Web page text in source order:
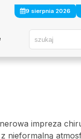
9 sierpnia 2026
impreza
nieformalną